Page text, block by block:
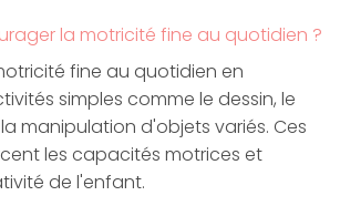
la motricité fine au quotidien ?
fine au quotidien en
simples comme le dessin, le
manipulation d'objets variés. Ces
les capacités motrices et
de l'enfant.